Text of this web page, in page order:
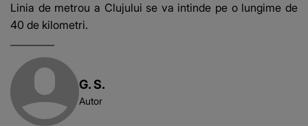
Linia de metrou a Clujului se va intinde pe o lungime de
40 de kilometri.
G. S.
Autor